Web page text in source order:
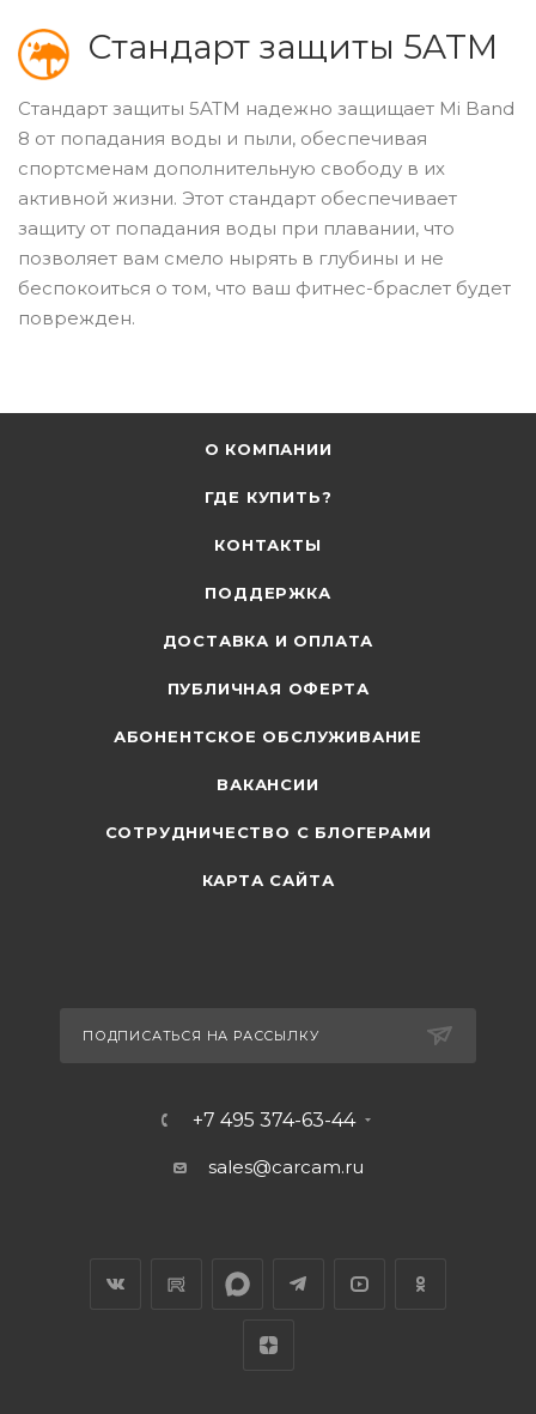
Cтандарт защиты 5ATM
Стандарт защиты 5ATM надежно защищает Mi Band
8 от попадания воды и пыли, обеспечивая
спортсменам дополнительную свободу в их
активной жизни. Этот стандарт обеспечивает
защиту от попадания воды при плавании, что
позволяет вам смело нырять в глубины и не
беспокоиться о том, что ваш фитнес-браслет будет
поврежден.
О КОМПАНИИ
ГДЕ КУПИТЬ?
КОНТАКТЫ
ПОДДЕРЖКА
ДОСТАВКА И ОПЛАТА
ПУБЛИЧНАЯ ОФЕРТА
АБОНЕНТСКОЕ ОБСЛУЖИВАНИЕ
ВАКАНСИИ
СОТРУДНИЧЕСТВО С БЛОГЕРАМИ
КАРТА САЙТА
ПОДПИСАТЬСЯ НА РАССЫЛКУ
+7 495 374-63-44
sales@carcam.ru